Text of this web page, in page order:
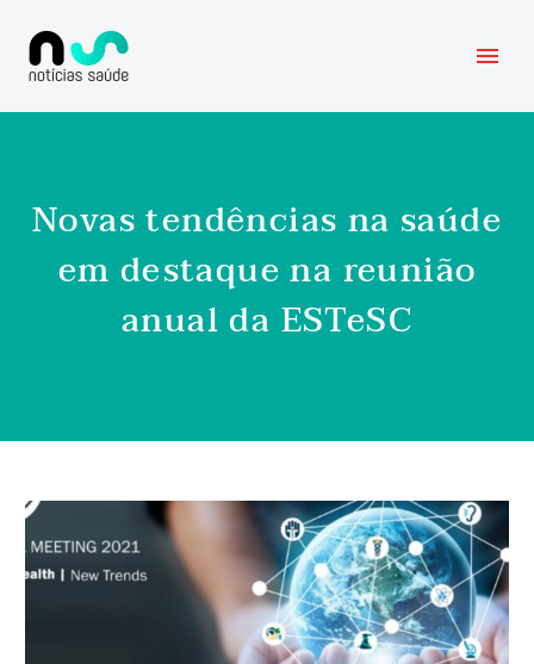
Novas tendências na saúde
em destaque na reunião
anual da ESTeSC